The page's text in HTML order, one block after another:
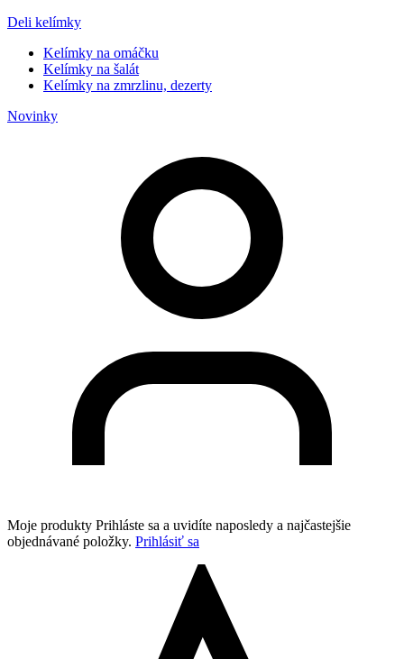
Deli kelímky
Kelímky na omáčku
Kelímky na šalát
Kelímky na zmrzlinu, dezerty
Novinky
Moje produkty Prihláste sa a uvidíte naposledy a najčastejšie
objednávané položky. Prihlásiť sa